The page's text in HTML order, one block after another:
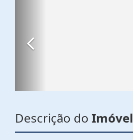
Descrição do Imóvel